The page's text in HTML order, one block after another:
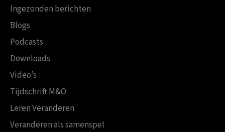
Ingezonden berichten
Blogs
Podcasts
Downloads
Video’s
Tijdschrift M&O
Leren Veranderen
Veranderen als samenspel